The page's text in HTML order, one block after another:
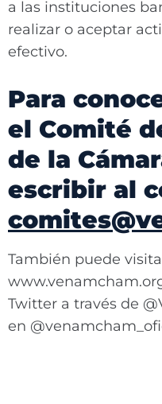
a las instituciones
realizar o aceptar
efectivo.
Para
el Comité
de la
escribir al
También puede
Twitter a través de
en